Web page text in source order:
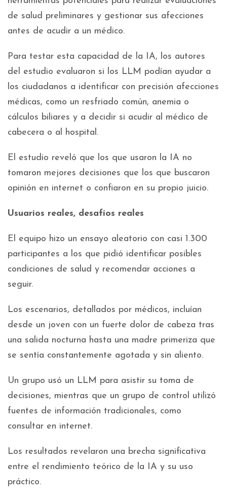
de salud preliminares y gestionar sus afecciones
antes de acudir a un médico.
Para testar esta capacidad de la IA, los autores
del estudio evaluaron si los LLM podían ayudar a
los ciudadanos a identificar con precisión afecciones
médicas, como un resfriado común, anemia o
cálculos biliares y a decidir si acudir al médico de
cabecera o al hospital.
El estudio reveló que los que usaron la IA no
tomaron mejores decisiones que los que buscaron
opinión en internet o confiaron en su propio juicio.
Usuarios reales, desafíos reales
El equipo hizo un ensayo aleatorio con casi 1.300
participantes a los que pidió identificar posibles
condiciones de salud y recomendar acciones a
seguir.
Los escenarios, detallados por médicos, incluían
desde un joven con un fuerte dolor de cabeza tras
una salida nocturna hasta una madre primeriza que
se sentía constantemente agotada y sin aliento.
Un grupo usó un LLM para asistir su toma de
decisiones, mientras que un grupo de control utilizó
fuentes de información tradicionales, como
consultar en internet.
Los resultados revelaron una brecha significativa
entre el rendimiento teórico de la IA y su uso
práctico.